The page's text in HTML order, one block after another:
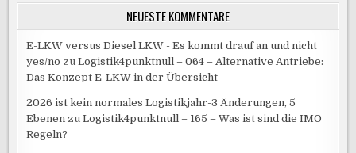
NEUESTE KOMMENTARE
E-LKW versus Diesel LKW - Es kommt drauf an und nicht
yes/no zuLogistik4punktnull – 064 – Alternative Antriebe:
Das Konzept E-LKW in der Übersicht
2026 ist kein normales Logistikjahr-3 Änderungen, 5
Ebenen zuLogistik4punktnull – 165 – Was ist sind die IMO
Regeln?